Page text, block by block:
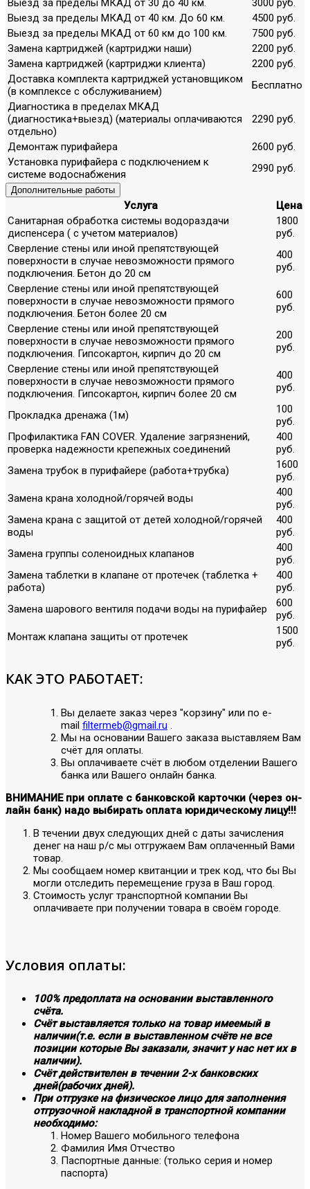
Выезд за пределы МКАД от 30 до 40 км.
3000 руб.
Выезд за пределы МКАД от 40 км. До 60 км.
4500 руб.
Выезд за пределы МКАД от 60 км до 100 км.
7500 руб.
Замена картриджей (картриджи наши)
2200 руб.
Замена картриджей (картриджи клиента)
2200 руб.
Доставка комплекта картриджей установщиком
(в комплексе с обслуживанием)
Бесплатно
Диагностика в пределах МКАД
(диагностика+выезд) (материалы оплачиваются
отдельно)
2290 руб.
Демонтаж пурифайера
2600 руб.
Установка пурифайера с подключением к
системе водоснабжения
2990 руб.
Дополнительные работы
Услуга
Цена
Санитарная обработка системы водораздачи
диспенсера ( с учетом материалов)
1800
руб.
Сверление стены или иной препятствующей
поверхности в случае невозможности прямого
подключения. Бетон до 20 см
400
руб.
Сверление стены или иной препятствующей
поверхности в случае невозможности прямого
подключения. Бетон более 20 см
600
руб.
Сверление стены или иной препятствующей
поверхности в случае невозможности прямого
подключения. Гипсокартон, кирпич до 20 см
200
руб.
Сверление стены или иной препятствующей
поверхности в случае невозможности прямого
подключения. Гипсокартон, кирпич более 20 см
400
руб.
Прокладка дренажа (1м)
100
руб.
Профилактика FAN COVER. Удаление загрязнений,
проверка надежности крепежных соединений
400
руб.
Замена трубок в пурифайере (работа+трубка)
1600
руб.
Замена крана холодной/горячей воды
400
руб.
Замена крана с защитой от детей холодной/горячей
воды
400
руб.
Замена группы соленоидных клапанов
400
руб.
Замена таблетки в клапане от протечек (таблетка +
работа)
400
руб.
Замена шарового вентиля подачи воды на пурифайер
600
руб.
Монтаж клапана защиты от протечек
1500
руб.
КАК ЭТО РАБОТАЕТ:
Вы делаете заказ через "корзину" или по е-
mail filtermeb@gmail.ru .
Мы на основании Вашего заказа выставляем Вам
счёт для оплаты.
Вы оплачиваете счёт в любом отделении Вашего
банка или Вашего онлайн банка.
ВНИМАНИЕ при оплате с банковской карточки (через он-
лайн банк) надо выбирать оплата юридическому лицу!!!
В течении двух следующих дней с даты зачисления
денег на наш р/с мы отгружаем Вам оплаченный Вами
товар.
Мы сообщаем номер квитанции и трек код, что бы Вы
могли отследить перемещение груза в Ваш город.
Стоимость услуг транспортной компании Вы
оплачиваете при получении товара в своём городе.
Условия оплаты:
100% предоплата на основании выставленного
счёта.
Счёт выставляется только на товар имеемый в
наличии(т.е. если в выставленном счёте не все
позиции которые Вы заказали, значит у нас нет их в
наличии).
Счёт действителен в течении 2-х банковских
дней(рабочих дней).
При отгрузке на физическое лицо для заполнения
отгрузочной накладной в транспортной компании
необходимо:
Номер Вашего мобильного телефона
Фамилия Имя Отчество
Паспортные данные: (только серия и номер
паспорта)